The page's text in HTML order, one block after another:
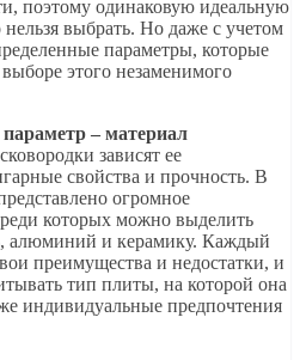
поэтому одинаковую идеальную
нельзя выбрать. Но даже с учетом
параметры, которые
этого незаменимого
– материал
зависят ее
свойства и прочность. В
огромное
которых можно выделить
алюминий и керамику. Каждый
преимущества и недостатки, и
тип плиты, на которой она
индивидуальные предпочтения